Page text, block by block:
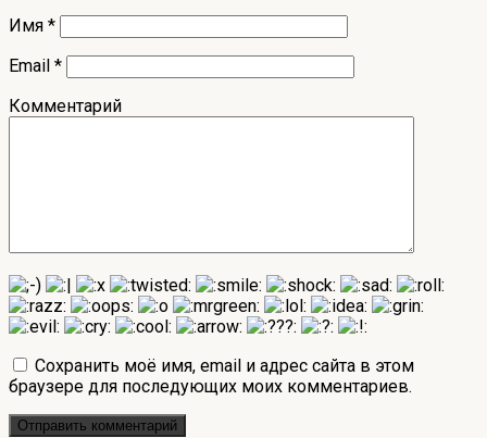
Имя *
Email *
Комментарий
Сохранить моё имя, email и адрес сайта в этом
браузере для последующих моих комментариев.